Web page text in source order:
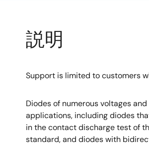
説明
Support is limited to customers
Diodes of numerous voltages
applications, including diodes
in the contact discharge test of
standard, and diodes with